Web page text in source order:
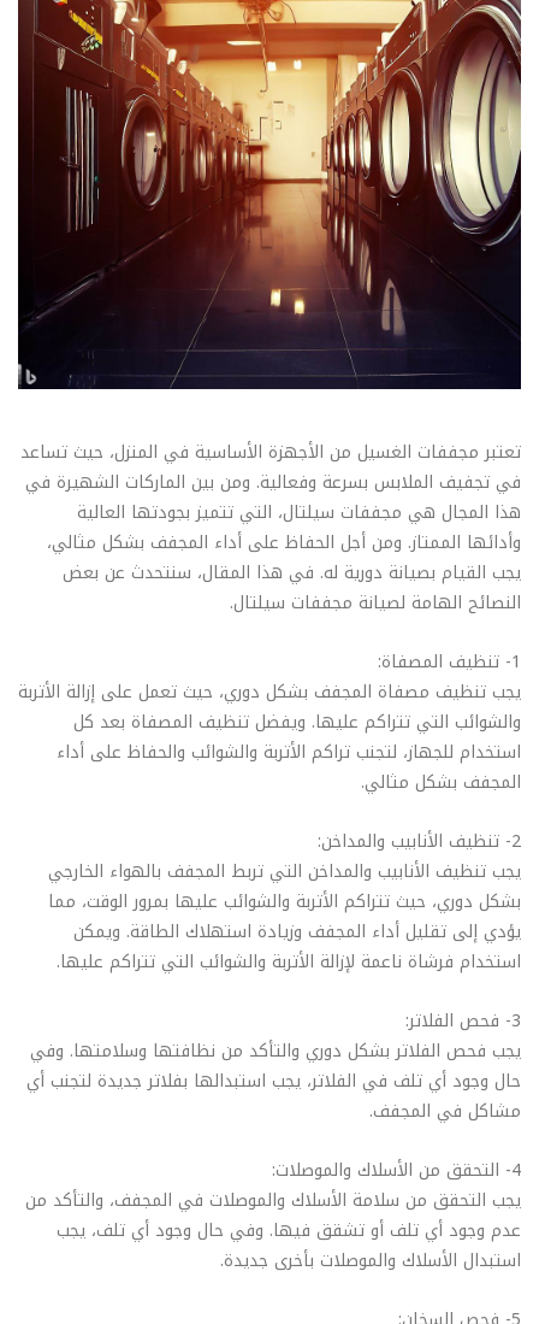
تعتبر مجففات الغسيل من الأجهزة الأساسية في المنزل، حيث تساعد
في تجفيف الملابس بسرعة وفعالية. ومن بين الماركات الشهيرة في
هذا المجال هي مجففات سيلتال، التي تتميز بجودتها العالية
وأدائها الممتاز. ومن أجل الحفاظ على أداء المجفف بشكل مثالي،
يجب القيام بصيانة دورية له. في هذا المقال، سنتحدث عن بعض
النصائح الهامة لصيانة مجففات سيلتال.
1- تنظيف المصفاة:
يجب تنظيف مصفاة المجفف بشكل دوري، حيث تعمل على إزالة الأتربة
والشوائب التي تتراكم عليها. ويفضل تنظيف المصفاة بعد كل
استخدام للجهاز، لتجنب تراكم الأتربة والشوائب والحفاظ على أداء
المجفف بشكل مثالي.
2- تنظيف الأنابيب والمداخن:
يجب تنظيف الأنابيب والمداخن التي تربط المجفف بالهواء الخارجي
بشكل دوري، حيث تتراكم الأتربة والشوائب عليها بمرور الوقت، مما
يؤدي إلى تقليل أداء المجفف وزيادة استهلاك الطاقة. ويمكن
استخدام فرشاة ناعمة لإزالة الأتربة والشوائب التي تتراكم عليها.
3- فحص الفلاتر:
يجب فحص الفلاتر بشكل دوري والتأكد من نظافتها وسلامتها. وفي
حال وجود أي تلف في الفلاتر، يجب استبدالها بفلاتر جديدة لتجنب أي
مشاكل في المجفف.
4- التحقق من الأسلاك والموصلات:
يجب التحقق من سلامة الأسلاك والموصلات في المجفف، والتأكد من
عدم وجود أي تلف أو تشقق فيها. وفي حال وجود أي تلف، يجب
استبدال الأسلاك والموصلات بأخرى جديدة.